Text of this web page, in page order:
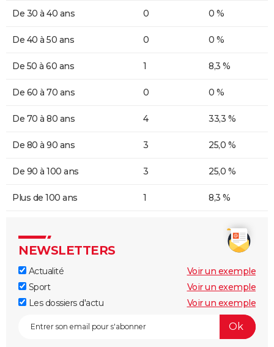
De 30 à 40 ans 0 0 %
De 40 à 50 ans 0 0 %
De 50 à 60 ans 1 8,3 %
De 60 à 70 ans 0 0 %
De 70 à 80 ans 4 33,3 %
De 80 à 90 ans 3 25,0 %
De 90 à 100 ans 3 25,0 %
Plus de 100 ans 1 8,3 %
NEWSLETTERS
Actualité
Voir un exemple
Sport
Voir un exemple
Les dossiers d'actu
Voir un exemple